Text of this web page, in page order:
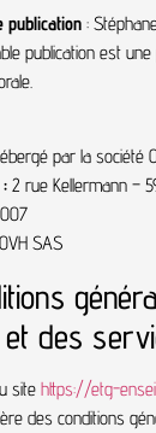
publication :
publication est
par la société
2 rue Kellermann –
OVH SAS
des
site https://etg-
des conditions